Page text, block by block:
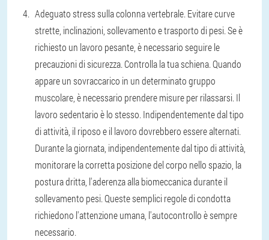
Adeguato stress sulla colonna vertebrale. Evitare curve
strette, inclinazioni, sollevamento e trasporto di pesi. Se è
richiesto un lavoro pesante, è necessario seguire le
precauzioni di sicurezza. Controlla la tua schiena. Quando
appare un sovraccarico in un determinato gruppo
muscolare, è necessario prendere misure per rilassarsi. Il
lavoro sedentario è lo stesso. Indipendentemente dal tipo
di attività, il riposo e il lavoro dovrebbero essere alternati.
Durante la giornata, indipendentemente dal tipo di attività,
monitorare la corretta posizione del corpo nello spazio, la
postura dritta, l'aderenza alla biomeccanica durante il
sollevamento pesi. Queste semplici regole di condotta
richiedono l'attenzione umana, l'autocontrollo è sempre
necessario.